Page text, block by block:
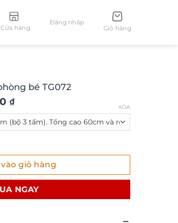
Cửa hàng
Đăng nhập
Giỏ hàng
bé TG072
₫
XÓA
TG072 số lượng
giỏ hàng
NGAY